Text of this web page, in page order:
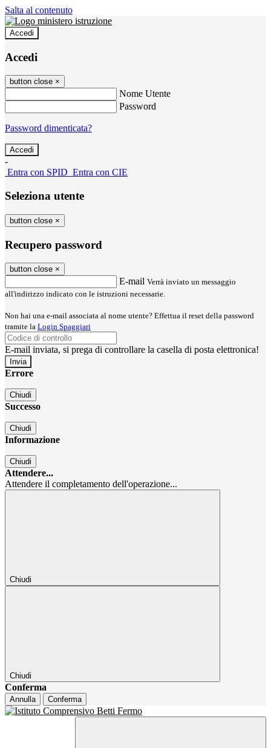
Salta al contenuto
Accedi
Accedi
button close ×
Nome Utente
Password
Password dimenticata?
-
Entra con SPID Entra con CIE
Seleziona utente
button close ×
Recupero password
button close ×
E-mail Verrà inviato un messaggio
all'indirizzo indicato con le istruzioni necessarie.
Non hai una e-mail associata al nome utente? Effettua il reset della password
tramite la Login Spaggiari
E-mail inviata, si prega di controllare la casella di posta elettronica!
Errore
Chiudi
Successo
Chiudi
Informazione
Chiudi
Attendere...
Attendere il completamento dell'operazione...
Chiudi
Chiudi
Conferma
Annulla Conferma